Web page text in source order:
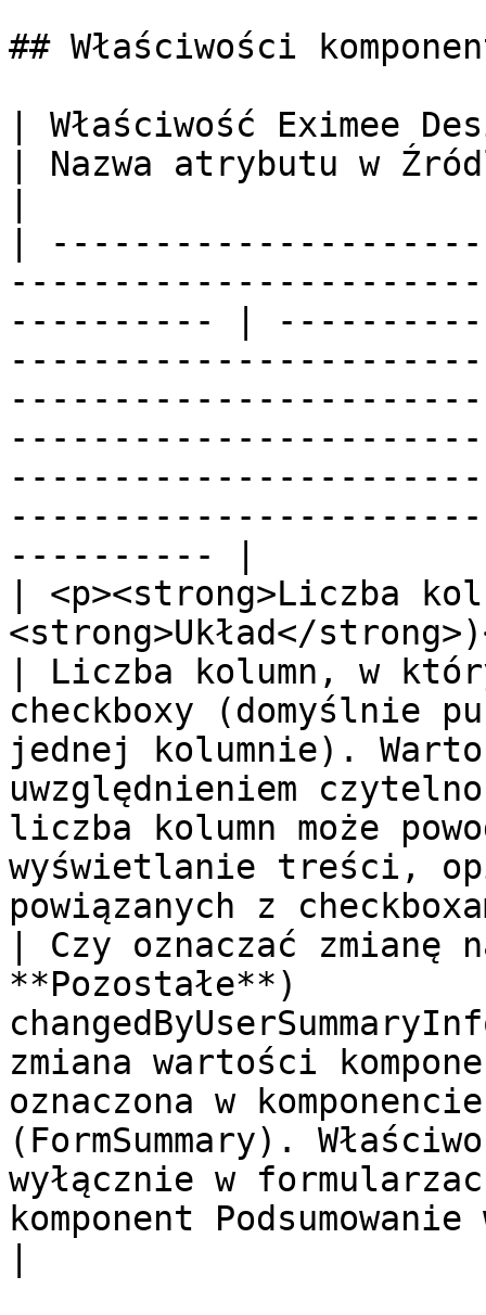
## Właściwości
| Właściwość Eximee
| Nazwa atrybutu w
|
---------- |
---------- |
| <p><strong>Liczba
<strong>Układ</
| Liczba kolumn, w
checkboxy (domyślnie
jednej kolumnie).
uwzględnieniem
liczba kolumn może
wyświetlanie treści,
powiązanych z
| Czy oznaczać zmianę
**Pozostałe**)
zmiana wartości
oznaczona w
(FormSummary).
wyłącznie w
komponent